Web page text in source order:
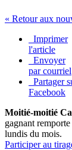
« Retour aux
Imprimer
l'article
Envoyer
par courriel
Partager
Facebook
Moitié-moitié
gagnant
lundis du mois.
Participer au